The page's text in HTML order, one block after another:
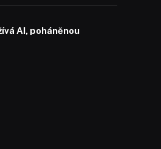
AI, poháněnou